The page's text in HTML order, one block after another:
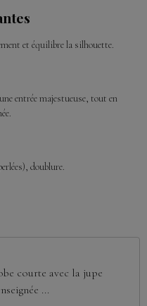
et équilibre la silhouette.
entrée majestueuse, tout en
doublure.
courte avec la jupe
...